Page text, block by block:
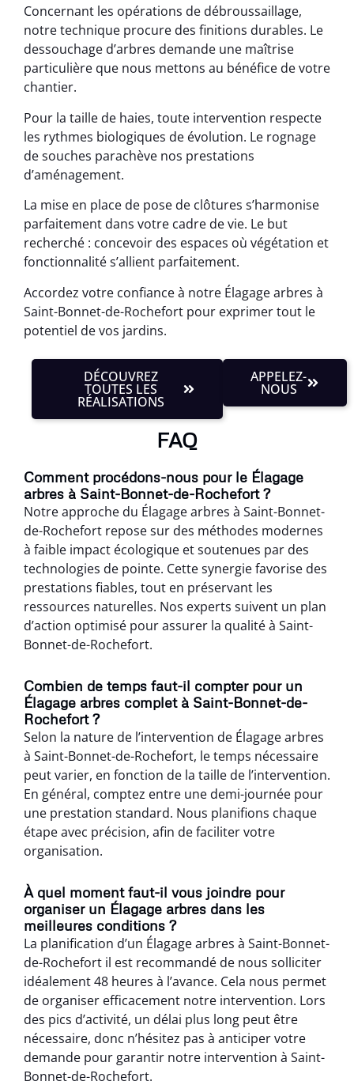
Concernant les opérations de débroussaillage,
notre technique procure des finitions durables. Le
dessouchage d’arbres demande une maîtrise
particulière que nous mettons au bénéfice de votre
chantier.
Pour la taille de haies, toute intervention respecte
les rythmes biologiques de évolution. Le rognage
de souches parachève nos prestations
d’aménagement.
La mise en place de pose de clôtures s’harmonise
parfaitement dans votre cadre de vie. Le but
recherché : concevoir des espaces où végétation et
fonctionnalité s’allient parfaitement.
Accordez votre confiance à notre Élagage arbres à
Saint-Bonnet-de-Rochefort pour exprimer tout le
potentiel de vos jardins.
DÉCOUVREZ
TOUTES LES
RÉALISATIONS
APPELEZ-
NOUS
FAQ
Comment procédons-nous pour le Élagage
arbres à Saint-Bonnet-de-Rochefort ?
Notre approche du Élagage arbres à Saint-Bonnet-
de-Rochefort repose sur des méthodes modernes
à faible impact écologique et soutenues par des
technologies de pointe. Cette synergie favorise des
prestations fiables, tout en préservant les
ressources naturelles. Nos experts suivent un plan
d’action optimisé pour assurer la qualité à Saint-
Bonnet-de-Rochefort.
Combien de temps faut-il compter pour un
Élagage arbres complet à Saint-Bonnet-de-
Rochefort ?
Selon la nature de l’intervention de Élagage arbres
à Saint-Bonnet-de-Rochefort, le temps nécessaire
peut varier, en fonction de la taille de l’intervention.
En général, comptez entre une demi-journée pour
une prestation standard. Nous planifions chaque
étape avec précision, afin de faciliter votre
organisation.
À quel moment faut-il vous joindre pour
organiser un Élagage arbres dans les
meilleures conditions ?
La planification d’un Élagage arbres à Saint-Bonnet-
de-Rochefort il est recommandé de nous solliciter
idéalement 48 heures à l’avance. Cela nous permet
de organiser efficacement notre intervention. Lors
des pics d’activité, un délai plus long peut être
nécessaire, donc n’hésitez pas à anticiper votre
demande pour garantir notre intervention à Saint-
Bonnet-de-Rochefort.